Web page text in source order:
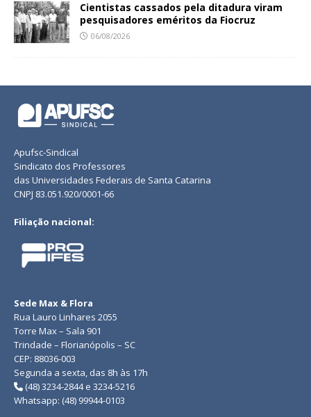
Cientistas cassados pela ditadura viram
pesquisadores eméritos da Fiocruz
06/08/2026
Apufsc-Sindical
Sindicato dos Professores
das Universidades Federais de Santa Catarina
CNPJ 83.051.920/0001-66
Filiação nacional:
Sede Max & Flora
Rua Lauro Linhares 2055
Torre Max – Sala 901
Trindade – Florianópolis – SC
CEP: 88036-003
Segunda a sexta, das 8h às 17h
(48) 3234-2844 e 3234-5216
Whatsapp: (48) 99944-0103